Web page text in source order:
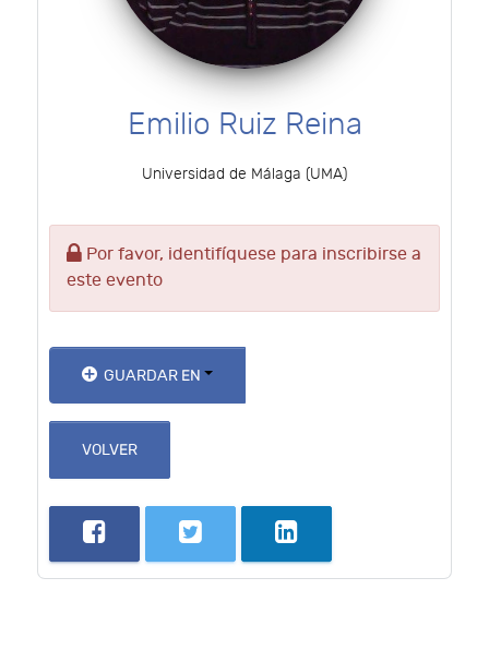
Emilio Ruiz Reina
Universidad de Málaga (UMA)
Por favor, identifíquese para inscribirse a
este evento
GUARDAR EN
VOLVER